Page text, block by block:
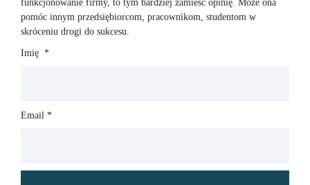
funkcjonowanie firmy, to tym bardziej zamieść opinię. Może ona
pomóc innym przedsiębiorcom, pracownikom, studentom w
skróceniu drogi do sukcesu.
Imię *
Email *